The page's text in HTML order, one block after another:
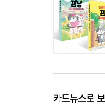
카드뉴스로